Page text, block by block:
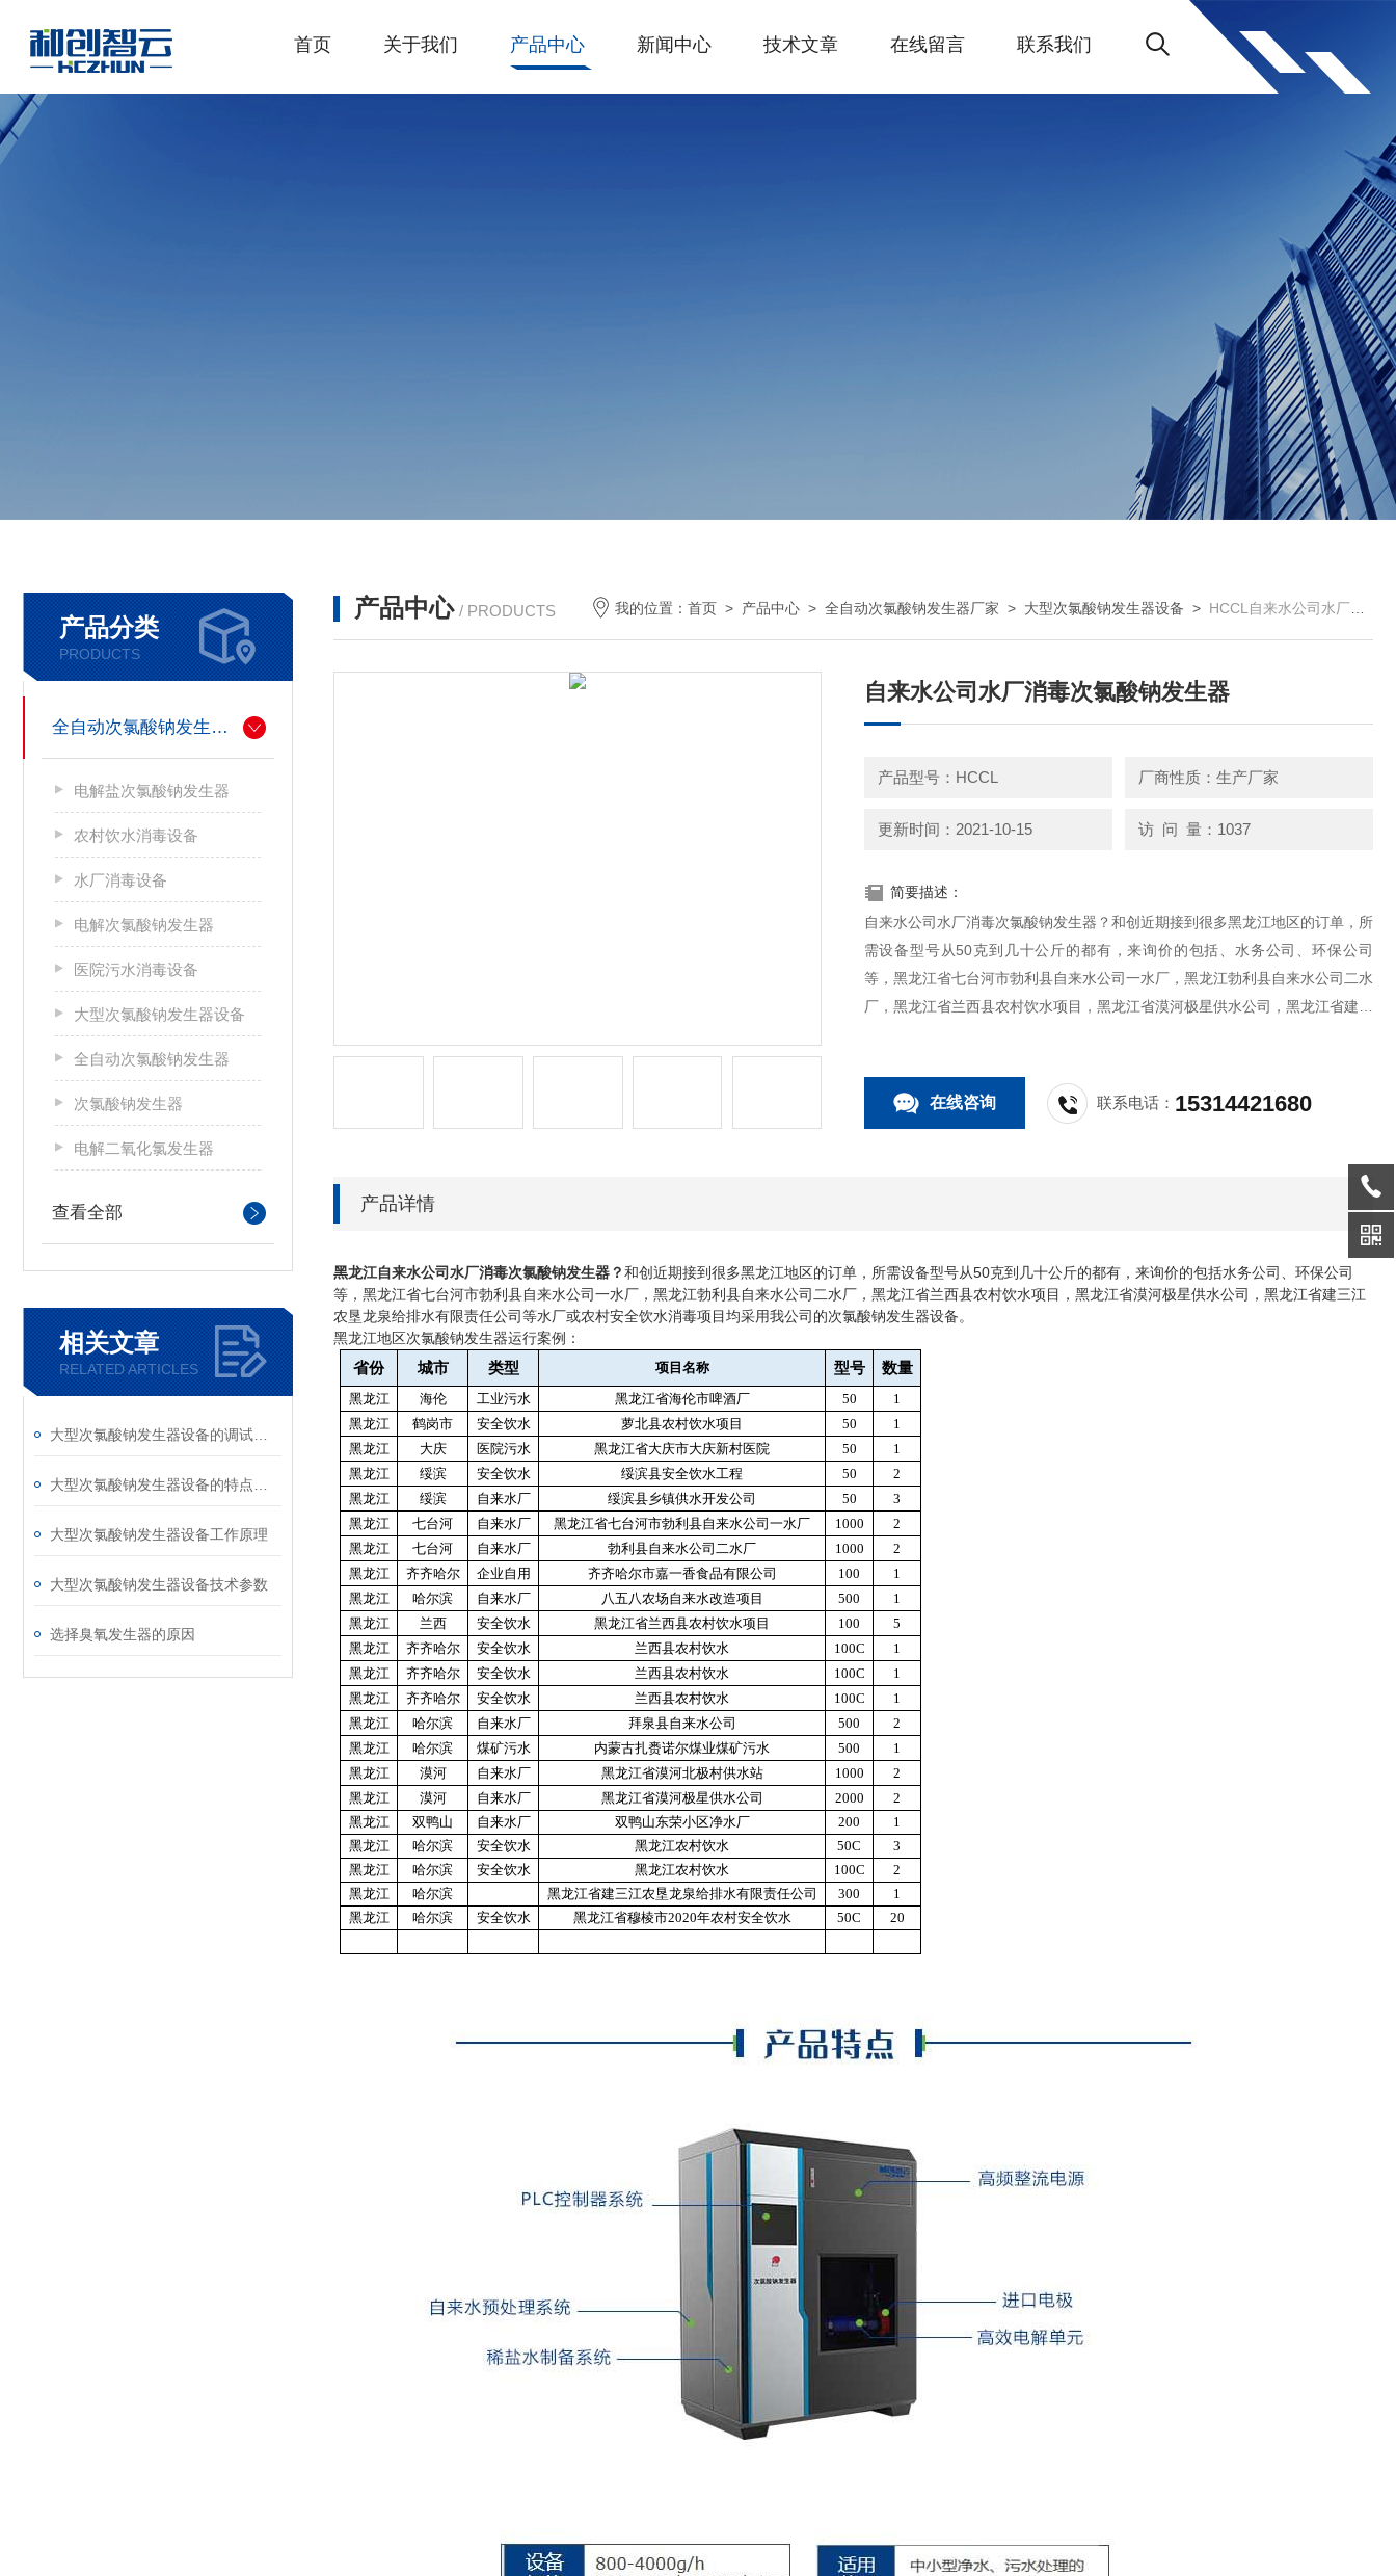
首页 关于我们 产品中心 新闻中心 技术文章 在线留言 联系我们
产品分类
PRODUCTS
全自动次氯酸钠发生器厂家
电解盐次氯酸钠发生器
农村饮水消毒设备
水厂消毒设备
电解次氯酸钠发生器
医院污水消毒设备
大型次氯酸钠发生器设备
全自动次氯酸钠发生器
次氯酸钠发生器
电解二氧化氯发生器
查看全部
相关文章
RELATED ARTICLES
大型次氯酸钠发生器设备工作原理
大型次氯酸钠发生器设备技术参数
选择臭氧发生器的原因
产品中心 / PRODUCTS 我的位置：首页 > 产品中心 >全自动次氯酸钠发生器厂家 > 大型次氯酸钠发生器设备 > HCCL自来水公司水厂消毒次氯酸钠发生器
自来水公司水厂消毒次氯酸钠发生器
产品型号：HCCL 厂商性质：生产厂家
更新时间：2021-10-15 访 问 量：1037
简要描述：
自来水公司水厂消毒次氯酸钠发生器？和创近期接到很多黑龙江地区的订单，所
需设备型号从50克到几十公斤的都有，来询价的包括、水务公司、环保公司
等，黑龙江省七台河市勃利县自来水公司一水厂，黑龙江勃利县自来水公司二水
厂，黑龙江省兰西县农村饮水项目，黑龙江省漠河极星供水公司，黑龙江省建三
在线咨询 联系电话： 15314421680
产品详情
黑龙江自来水公司水厂消毒次氯酸钠发生器？和创近期接到很多黑龙江地区的订单，所需设备型号从50克到几十公斤的都有，来询价的包括水务公司、环保公司
等，黑龙江省七台河市勃利县自来水公司一水厂，黑龙江勃利县自来水公司二水厂，黑龙江省兰西县农村饮水项目，黑龙江省漠河极星供水公司，黑龙江省建三江
农垦龙泉给排水有限责任公司等水厂或农村安全饮水消毒项目均采用我公司的次氯酸钠发生器设备。
黑龙江地区次氯酸钠发生器运行案例：
省份
城市 类型 项目名称 型号 数量
黑龙江 海伦 工业污水 黑龙江省海伦市啤酒厂 50
1
黑龙江
鹤岗市 安全饮水 萝北县农村饮水项目 50
1
黑龙江
大庆 医院污水 黑龙江省大庆市大庆新村医院 50
1
黑龙江
绥滨 安全饮水 绥滨县安全饮水工程 50
2
黑龙江
绥滨 自来水厂 绥滨县乡镇供水开发公司 50
3
黑龙江
七台河 自来水厂 黑龙江省七台河市勃利县自来水公司一水厂 1000
2
黑龙江
七台河 自来水厂 勃利县自来水公司二水厂 1000
2
黑龙江
齐齐哈尔 企业自用 齐齐哈尔市嘉一香食品有限公司 100
1
黑龙江
哈尔滨 自来水厂 八五八农场自来水改造项目 500
1
黑龙江
兰西 安全饮水 黑龙江省兰西县农村饮水项目 100
5
黑龙江
齐齐哈尔 安全饮水 兰西县农村饮水 100C
1
黑龙江
齐齐哈尔 安全饮水 兰西县农村饮水 100C
1
黑龙江
齐齐哈尔 安全饮水 兰西县农村饮水 100C
1
黑龙江
哈尔滨 自来水厂 拜泉县自来水公司 500
2
黑龙江
哈尔滨 煤矿污水 内蒙古扎赉诺尔煤业煤矿污水 500
1
黑龙江
漠河 自来水厂 黑龙江省漠河北极村供水站 1000
2
黑龙江
漠河 自来水厂 黑龙江省漠河极星供水公司 2000
2
黑龙江
双鸭山 自来水厂 双鸭山东荣小区净水厂 200
1
黑龙江
哈尔滨 安全饮水 黑龙江农村饮水 50C
3
黑龙江
哈尔滨 安全饮水 黑龙江农村饮水 100C
2
黑龙江
哈尔滨 黑龙江省建三江农垦龙泉给排水有限责任公司 300
1
黑龙江
哈尔滨 安全饮水 黑龙江省穆棱市2020年农村安全饮水 50C 20